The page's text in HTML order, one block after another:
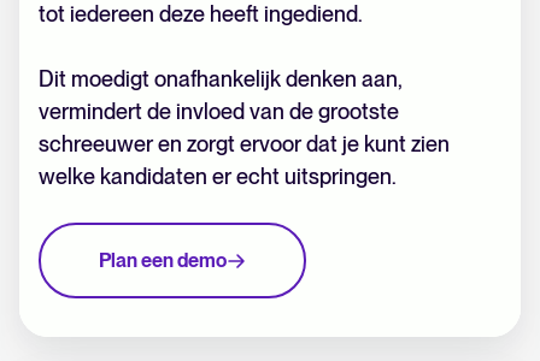
tot iedereen deze heeft ingediend.
Dit moedigt onafhankelijk denken aan,
vermindert de invloed van de grootste
schreeuwer en zorgt ervoor dat je kunt zien
welke kandidaten er echt uitspringen.
Plan een demo